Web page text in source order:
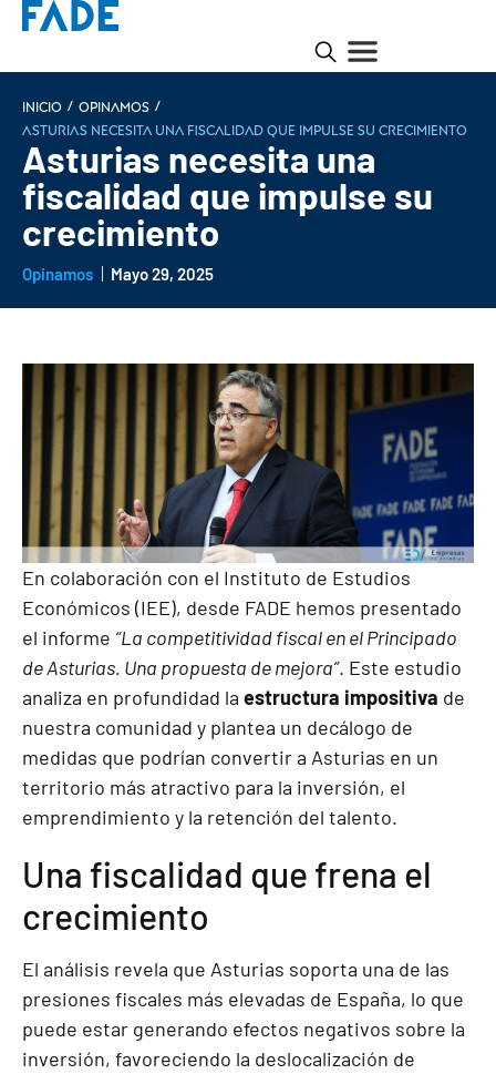
INICIO / Opinamos /
Asturias necesita una fiscalidad que impulse su crecimiento
Asturias necesita una
fiscalidad que impulse su
crecimiento
Opinamos Mayo 29, 2025
En colaboración con el Instituto de Estudios
Económicos (IEE), desde FADE hemos presentado
el informe “La competitividad fiscal en el Principado
de Asturias. Una propuesta de mejora”. Este estudio
analiza en profundidad la estructura impositiva de
nuestra comunidad y plantea un decálogo de
medidas que podrían convertir a Asturias en un
territorio más atractivo para la inversión, el
emprendimiento y la retención del talento.
Una fiscalidad que frena el
crecimiento
El análisis revela que Asturias soporta una de las
presiones fiscales más elevadas de España, lo que
puede estar generando efectos negativos sobre la
inversión, favoreciendo la deslocalización de